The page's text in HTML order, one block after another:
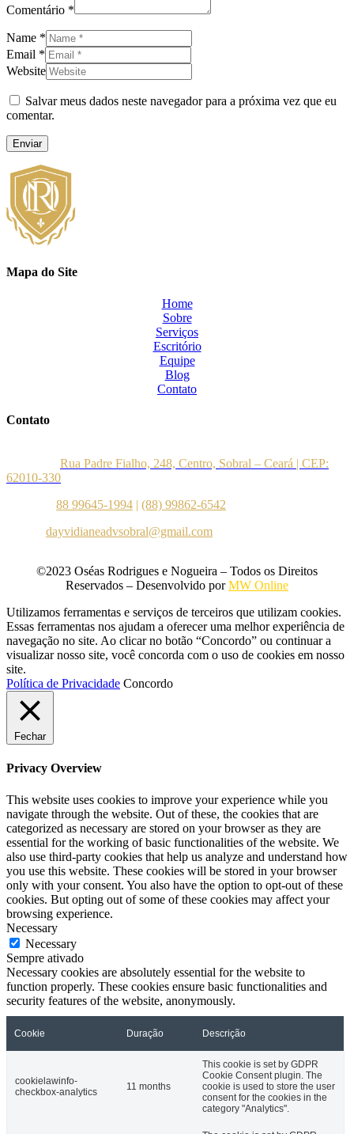
Comentário *
Name *
Email *
Website
Salvar meus dados neste navegador para a próxima vez que eu
comentar.
Enviar
Mapa do Site
Home
Sobre
Serviços
Escritório
Equipe
Blog
Contato
Contato
Rua Padre Fialho, 248, Centro, Sobral – Ceará | CEP:
62010-330
88 99645-1994 | (88) 99862-6542
dayvidianeadvsobral@gmail.com
©2023 Oséas Rodrigues e Nogueira – Todos os Direitos
Reservados – Desenvolvido por MW Online
Utilizamos ferramentas e serviços de terceiros que utilizam cookies.
Essas ferramentas nos ajudam a oferecer uma melhor experiência de
navegação no site. Ao clicar no botão “Concordo” ou continuar a
visualizar nosso site, você concorda com o uso de cookies em nosso
site.
Política de Privacidade Concordo
Fechar
Privacy Overview
This website uses cookies to improve your experience while you
navigate through the website. Out of these, the cookies that are
categorized as necessary are stored on your browser as they are
essential for the working of basic functionalities of the website. We
also use third-party cookies that help us analyze and understand how
you use this website. These cookies will be stored in your browser
only with your consent. You also have the option to opt-out of these
cookies. But opting out of some of these cookies may affect your
browsing experience.
Necessary
Necessary
Sempre ativado
Necessary cookies are absolutely essential for the website to
function properly. These cookies ensure basic functionalities and
security features of the website, anonymously.
Cookie Duração Descrição
cookielawinfo-
checkbox-analytics
11 months
This cookie is set by GDPR
Cookie Consent plugin. The
cookie is used to store the user
consent for the cookies in the
category "Analytics".